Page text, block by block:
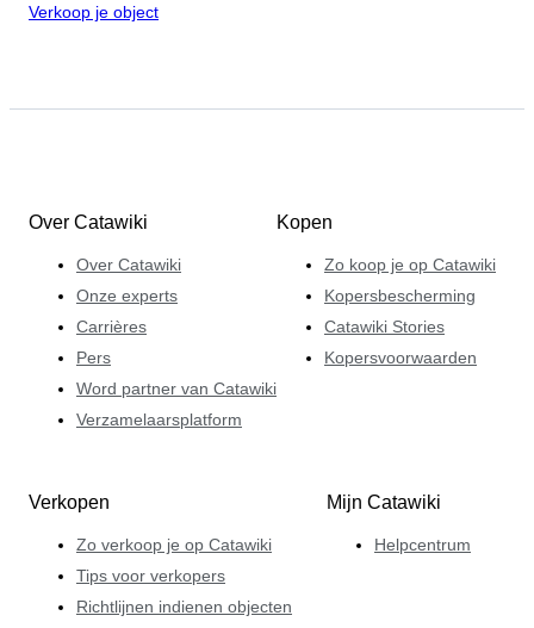
Verkoop je object
Over Catawiki
Over Catawiki
Onze experts
Carrières
Pers
Word partner van Catawiki
Verzamelaarsplatform
Kopen
Zo koop je op Catawiki
Kopersbescherming
Catawiki Stories
Kopersvoorwaarden
Verkopen
Zo verkoop je op Catawiki
Tips voor verkopers
Richtlijnen indienen objecten
Mijn Catawiki
Helpcentrum